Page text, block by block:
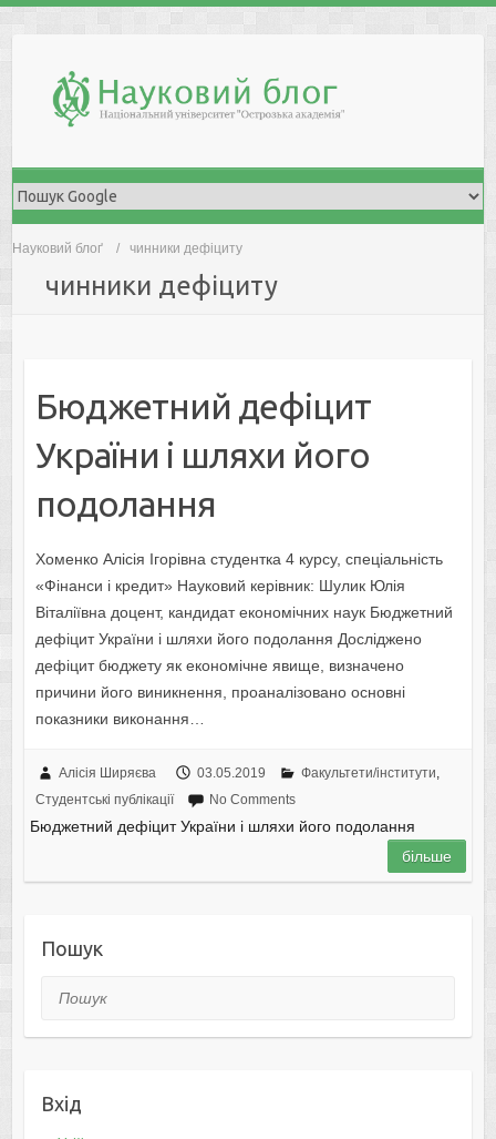
Науковий блоґ чинники дефіциту
чинники дефіциту
Бюджетний дефіцит
України і шляхи його
подолання
Хоменко Алісія Ігорівна студентка 4 курсу, спеціальність
«Фінанси і кредит» Науковий керівник: Шулик Юлія
Віталіївна доцент, кандидат економічних наук Бюджетний
дефіцит України і шляхи його подолання Досліджено
дефіцит бюджету як економічне явище, визначено
причини його виникнення, проаналізовано основні
показники виконання…
Алісія Ширяєва 03.05.2019 Факультети/інститути,
Студентські публікації
No Comments
Бюджетний дефіцит України і шляхи його подолання
більше
Пошук
Пошук
Вхід